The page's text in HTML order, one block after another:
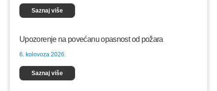
Saznaj više
Upozorenje na povećanu opasnost od požara
6. kolovoza 2026.
Saznaj više